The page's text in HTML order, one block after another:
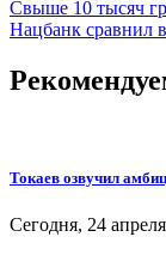
Навигация
по
записям
Свыше 10 тысяч
Нацбанк сравнил
Токаев озвучил
Сегодня, 24